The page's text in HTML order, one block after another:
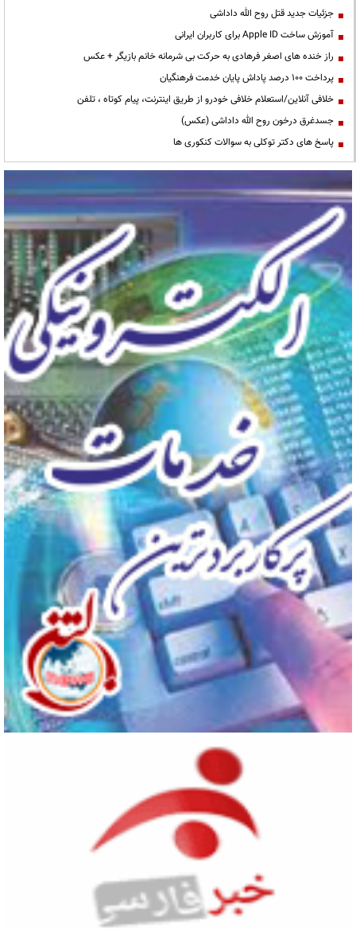
جزئیات جدید قتل روح الله داداشی
آموزش ساخت Apple ID برای کاربران ایرانی
راز خنده های اصغر فرهادی به حرکت بی شرمانه خانم بازیگر + عکس
پرداخت ۱۰۰ درصد پاداش پایان خدمت فرهنگیان
خلافی آنلاین/استعلام خلافی خودرو از طریق اینترنت، پیام کوتاه ، تلفن
جسدغرق درخون روح الله داداشی (عکس)
پاسخ های دکتر توکلی به سوالات کنکوری ها